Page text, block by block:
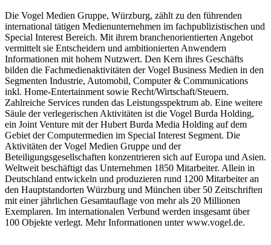
Die Vogel Medien Gruppe, Würzburg, zählt zu den führenden
international tätigen Medienunternehmen im fachpublizistischen und
Special Interest Bereich. Mit ihrem branchenorientierten Angebot
vermittelt sie Entscheidern und ambitionierten Anwendern
Informationen mit hohem Nutzwert. Den Kern ihres Geschäfts
bilden die Fachmedienaktivitäten der Vogel Business Medien in den
Segmenten Industrie, Automobil, Computer & Communications
inkl. Home-Entertainment sowie Recht/Wirtschaft/Steuern.
Zahlreiche Services runden das Leistungsspektrum ab. Eine weitere
Säule der verlegerischen Aktivitäten ist die Vogel Burda Holding,
ein Joint Venture mit der Hubert Burda Media Holding auf dem
Gebiet der Computermedien im Special Interest Segment. Die
Aktivitäten der Vogel Medien Gruppe und der
Beteiligungsgesellschaften konzentrieren sich auf Europa und Asien.
Weltweit beschäftigt das Unternehmen 1850 Mitarbeiter. Allein in
Deutschland entwickeln und produzieren rund 1200 Mitarbeiter an
den Hauptstandorten Würzburg und München über 50 Zeitschriften
mit einer jährlichen Gesamtauflage von mehr als 20 Millionen
Exemplaren. Im internationalen Verbund werden insgesamt über
100 Objekte verlegt. Mehr Informationen unter www.vogel.de.